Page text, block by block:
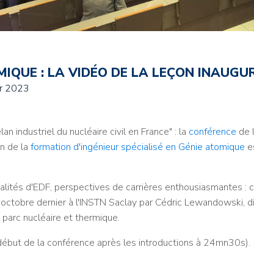
: LA VIDÉO DE LA LEÇON
2023
industriel du nucléaire civil en France" : la conférence de
de la formation d'ingénieur spécialisé en Génie atomique
d'EDF, perspectives de carrières enthousiasmantes :
dernier à l'INSTN Saclay par Cédric Lewandowski,
nucléaire et thermique.
de la conférence après les introductions à 24mn30s).